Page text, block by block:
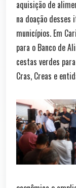
aquisição de
na doação
municípios. Em
para o Banco de
cestas verdes
Cras, Creas e